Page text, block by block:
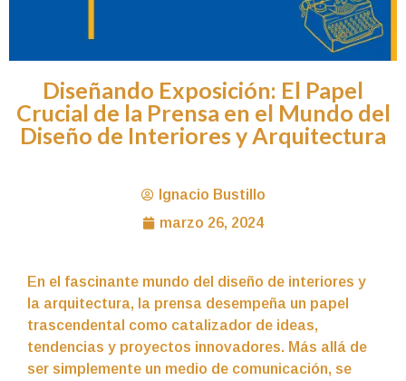
Diseñando Exposición: El Papel
Crucial de la Prensa en el Mundo del
Diseño de Interiores y Arquitectura
Ignacio Bustillo
marzo 26, 2024
En el fascinante mundo del diseño de interiores y
la arquitectura, la prensa desempeña un papel
trascendental como catalizador de ideas,
tendencias y proyectos innovadores. Más allá de
ser simplemente un medio de comunicación, se